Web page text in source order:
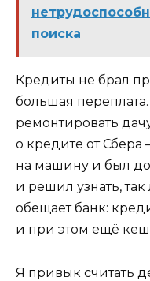
поиска
Кредиты не брал
большая
ремонтировать
о кредите от
на машину и был
и решил узнать,
обещает банк:
и при этом ещё
Я привык считать